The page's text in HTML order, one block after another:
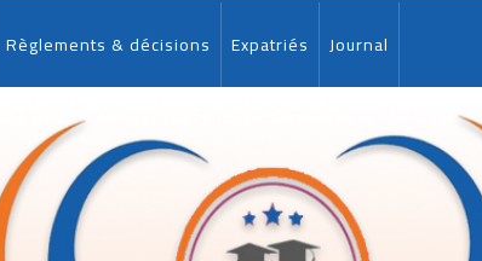
Règlements & décisions Expatriés Journal